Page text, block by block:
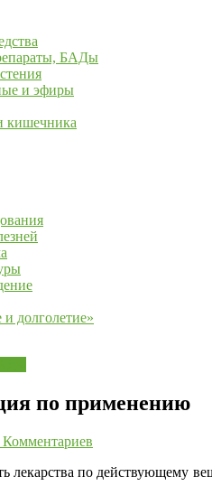
БАДы
и эфиры
кишечника
долголетие»
по применению
Комментариев
лекарства по действующему